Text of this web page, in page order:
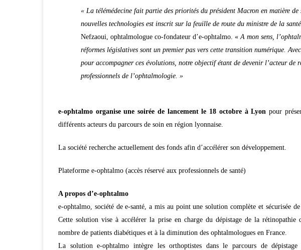
« La télémédecine fait partie des priorités du président Macron en matière de
nouvelles technologies est inscrit sur la feuille de route du ministre de la
Nefzaoui, ophtalmologue co-fondateur d’e-ophtalmo. « A mon sens,
réformes législatives sont un premier pas vers cette transition numérique.
pour accompagner ces évolutions, notre objectif étant de devenir l’acteur de
professionnels de l’ophtalmologie. »
e-ophtalmo organise une soirée de lancement le 18 octobre à Lyon pour
différents acteurs du parcours de soin en région lyonnaise.
La société recherche actuellement des fonds afin d’accélérer son développement.
Plateforme e-ophtalmo (accès réservé aux professionnels de santé)
A propos d’e-ophtalmo
e-ophtalmo, société de e-santé, a mis au point une solution complète et sécurisée
Cette solution vise à accélérer la prise en charge du dépistage de la
nombre de patients diabétiques et à la diminution des ophtalmologues en France.
La solution e-ophtalmo intègre les orthoptistes dans le parcours de